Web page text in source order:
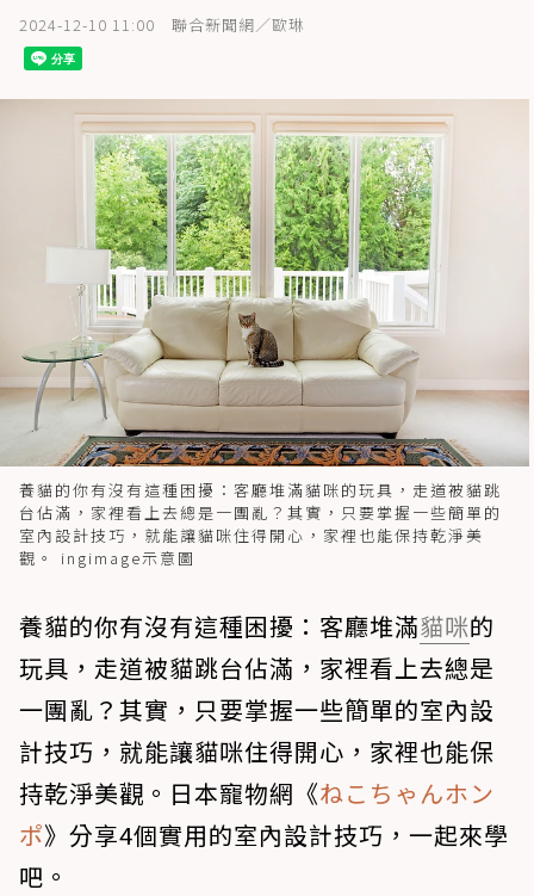
2024-12-10 11:00 聯合新聞網／歐琳
養貓的你有沒有這種困擾：客廳堆滿貓咪的玩具，走道被貓跳
台佔滿，家裡看上去總是一團亂？其實，只要掌握一些簡單的
室內設計技巧，就能讓貓咪住得開心，家裡也能保持乾淨美
觀。 ingimage示意圖
養貓的你有沒有這種困擾：客廳堆滿貓咪的
玩具，走道被貓跳台佔滿，家裡看上去總是
一團亂？其實，只要掌握一些簡單的室內設
計技巧，就能讓貓咪住得開心，家裡也能保
持乾淨美觀。日本寵物網《ねこちゃんホン
ポ》分享4個實用的室內設計技巧，一起來學
吧。